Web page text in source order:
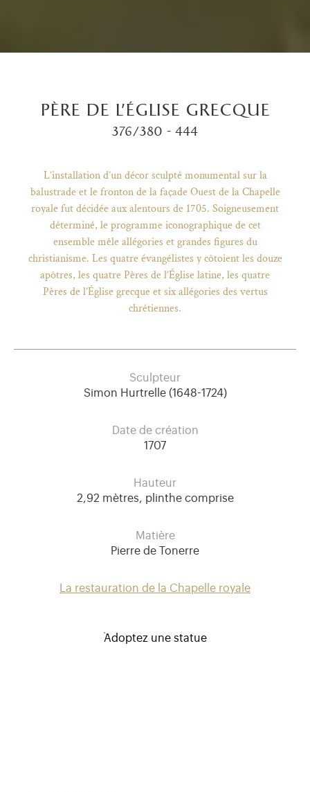
onglet)
nouvel onglet)
fenêtre modale)
de l'application (ouverture dans un nouvel onglet)
père de l’église grecque
376/380 - 444
L’installation d’un décor sculpté monumental sur la
balustrade et le fronton de la façade Ouest de la Chapelle
royale fut décidée aux alentours de 1705. Soigneusement
déterminé, le programme iconographique de cet
ensemble mêle allégories et grandes figures du
christianisme. Les quatre évangélistes y côtoient les douze
apôtres, les quatre Pères de l’Église latine, les quatre
Pères de l’Église grecque et six allégories des vertus
chrétiennes.
Sculpteur
Simon Hurtrelle (1648-1724)
Date de création
1707
Hauteur
2,92 mètres, plinthe comprise
Matière
Pierre de Tonerre
La restauration de la Chapelle royale
Adoptez une statue